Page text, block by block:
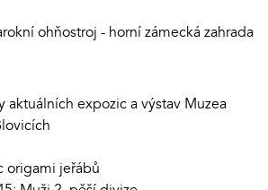
ohňostroj - horní zámecká zahrada
aktuálních expozic a výstav Muzea
origami jeřábů